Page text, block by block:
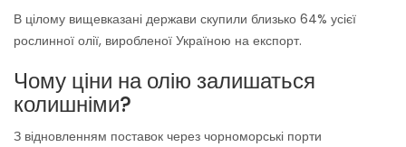
В цілому вищевказані держави скупили близько 64% усієї
рослинної олії, виробленої Україною на експорт.
Чому ціни на олію залишаться
колишніми?
З відновленням поставок через чорноморські порти